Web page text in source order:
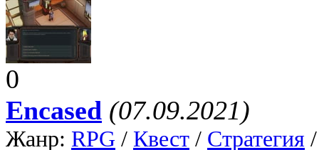
0
Encased (07.09.2021)
Жанр: RPG / Квест / Стратегия